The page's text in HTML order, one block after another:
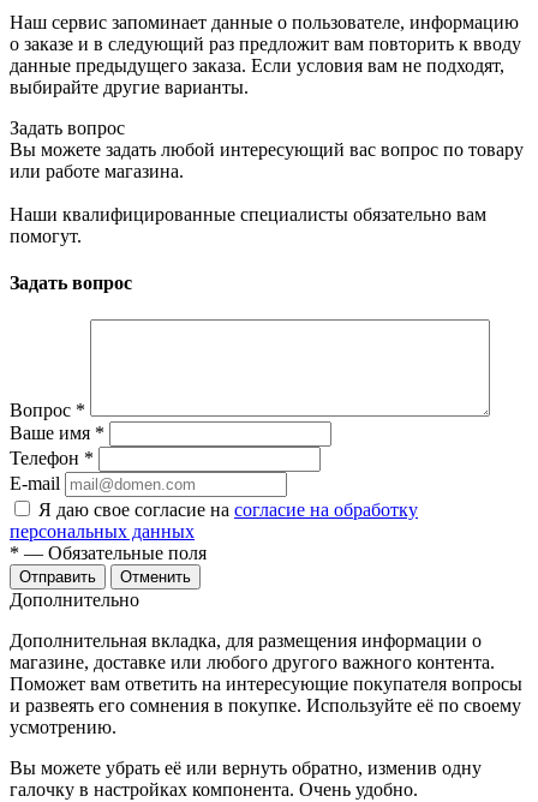
Наш сервис запоминает данные о пользователе, информацию
о заказе и в следующий раз предложит вам повторить к вводу
данные предыдущего заказа. Если условия вам не подходят,
выбирайте другие варианты.
Задать вопрос
Вы можете задать любой интересующий вас вопрос по товару
или работе магазина.
Наши квалифицированные специалисты обязательно вам
помогут.
Задать вопрос
Вопрос *
Ваше имя *
Телефон *
E-mail
Я даю свое согласие на согласие на обработку
персональных данных
* — Обязательные поля
Отменить
Дополнительно
Дополнительная вкладка, для размещения информации о
магазине, доставке или любого другого важного контента.
Поможет вам ответить на интересующие покупателя вопросы
и развеять его сомнения в покупке. Используйте её по своему
усмотрению.
Вы можете убрать её или вернуть обратно, изменив одну
галочку в настройках компонента. Очень удобно.